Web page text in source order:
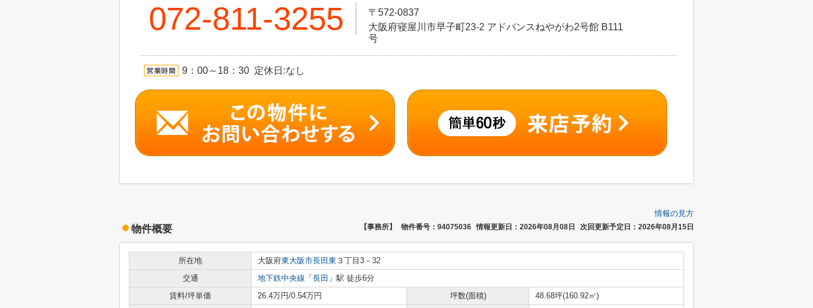
072-811-3255
〒572-0837
大阪府寝屋川市早子町23-2 アドバンスねやがわ2号館 B111
号
9：00～18：30 定休日:なし
情報の見方
物件概要 【事務所】 物件番号：94075036 情報更新日：2026年08月08日 次回更新予定日：2026年08月15日
所在地 大阪府東大阪市長田東 ３丁目3－32
交通
地下鉄中央線 「 長田 」駅 徒歩6分
賃料/坪単価
26.4万円/0.54万円 坪数(面積)
48.68坪(160.92㎡)